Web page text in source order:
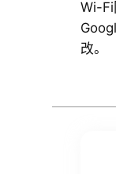
Wi-Fi
改。